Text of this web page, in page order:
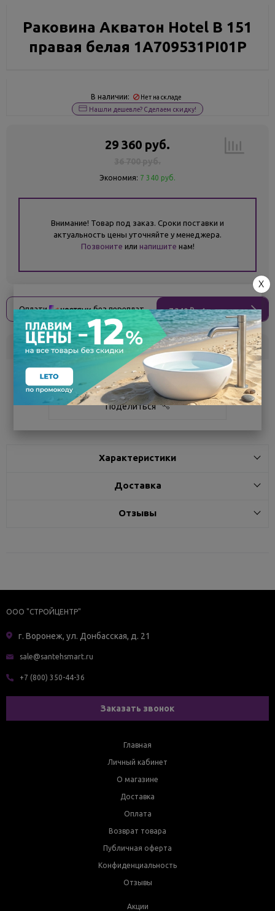
Раковина Акватон Hotel B 151
правая белая 1A709531PI01P
В наличии: Нет на складе
Нашли дешевле? Сделаем скидку!
29 360 руб.
Экономия: 7 340 руб.
Внимание! Товар под заказ. Сроки поставки и
актуальность цены уточняйте у менеджера.
Позвоните или напишите нам!
Оплати без переплат 7 340 ₽x 4 платежа
Склад Кол-во Срок поставки
Белгород под заказ 7 - 14 дней
Поделиться
Характеристики
Доставка
Отзывы
ООО "СТРОЙЦЕНТР"
г. Воронеж, ул. Донбасская, д. 21
sale@santehsmart.ru
+7 (800) 350-44-36
Заказать звонок
Главная
Личный кабинет
О магазине
Доставка
Оплата
Возврат товара
Публичная оферта
Конфиденциальность
Отзывы
Акции
X